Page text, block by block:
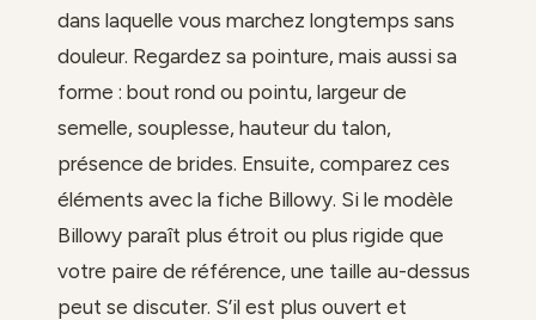
dans laquelle vous marchez longtemps sans
douleur. Regardez sa pointure, mais aussi sa
forme : bout rond ou pointu, largeur de
semelle, souplesse, hauteur du talon,
présence de brides. Ensuite, comparez ces
éléments avec la fiche Billowy. Si le modèle
Billowy paraît plus étroit ou plus rigide que
votre paire de référence, une taille au-dessus
peut se discuter. S’il est plus ouvert et